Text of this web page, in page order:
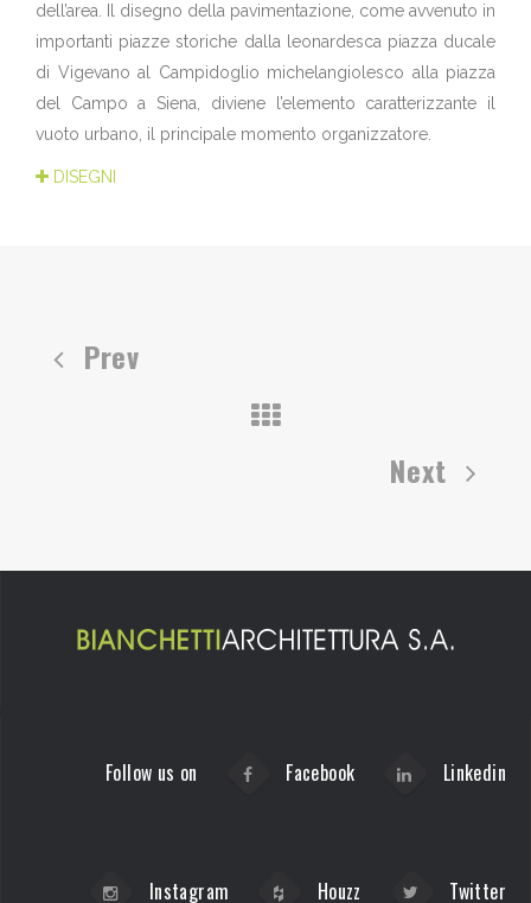
dell’area. Il disegno della pavimentazione, come avvenuto in
importanti piazze storiche dalla leonardesca piazza ducale
di Vigevano al Campidoglio michelangiolesco alla piazza
del Campo a Siena, diviene l’elemento caratterizzante il
vuoto urbano, il principale momento organizzatore.
DISEGNI
Prev
Next
Follow us on Facebook Linkedin
Instagram Houzz Twitter